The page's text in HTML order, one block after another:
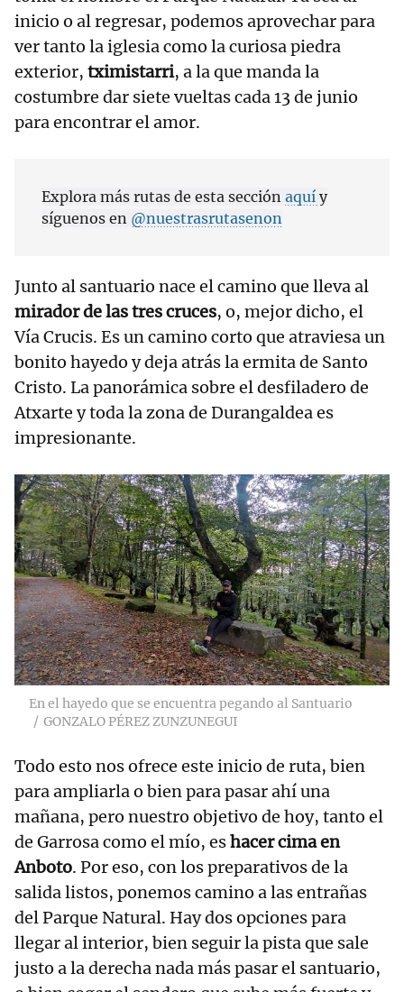
inicio o al regresar, podemos aprovechar para
ver tanto la iglesia como la curiosa piedra
exterior, tximistarri, a la que manda la
costumbre dar siete vueltas cada 13 de junio
para encontrar el amor.
Explora más rutas de esta sección aquí y
síguenos en @nuestrasrutasenon
Junto al santuario nace el camino que lleva al
mirador de las tres cruces, o, mejor dicho, el
Vía Crucis. Es un camino corto que atraviesa un
bonito hayedo y deja atrás la ermita de Santo
Cristo. La panorámica sobre el desfiladero de
Atxarte y toda la zona de Durangaldea es
impresionante.
En el hayedo que se encuentra pegando al Santuario
GONZALO PÉREZ ZUNZUNEGUI
Todo esto nos ofrece este inicio de ruta, bien
para ampliarla o bien para pasar ahí una
mañana, pero nuestro objetivo de hoy, tanto el
de Garrosa como el mío, eshacer cima en
Anboto. Por eso, con los preparativos de la
salida listos, ponemos camino a las entrañas
del Parque Natural. Hay dos opciones para
llegar al interior, bien seguir la pista que sale
justo a la derecha nada más pasar el santuario,